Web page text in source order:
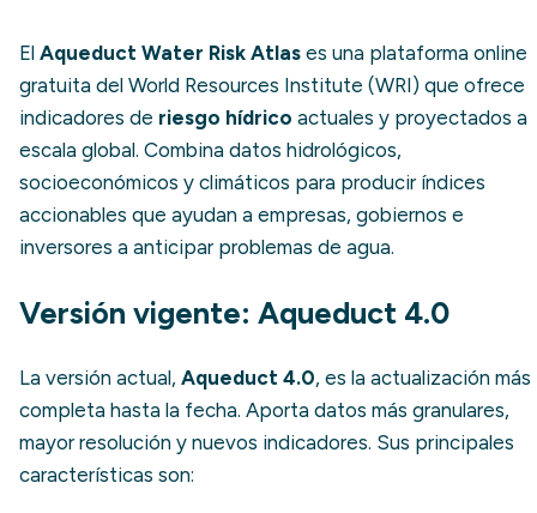
El Aqueduct Water Risk Atlas es una plataforma online
gratuita del World Resources Institute (WRI) que ofrece
indicadores de riesgo hídrico actuales y proyectados a
escala global. Combina datos hidrológicos,
socioeconómicos y climáticos para producir índices
accionables que ayudan a empresas, gobiernos e
inversores a anticipar problemas de agua.
Versión vigente: Aqueduct 4.0
La versión actual, Aqueduct 4.0, es la actualización más
completa hasta la fecha. Aporta datos más granulares,
mayor resolución y nuevos indicadores. Sus principales
características son: